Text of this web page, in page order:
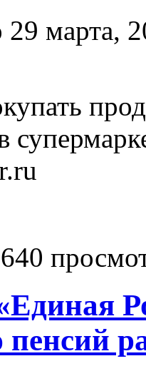
марта,
Налоговая начинает
всех без разбора
пенсий